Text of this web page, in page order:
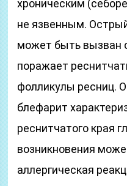
хроническим
не язвенным.
может быть вызван
поражает
фолликулы ресниц.
блефарит
реснитчатого края
возникновения
аллергическая